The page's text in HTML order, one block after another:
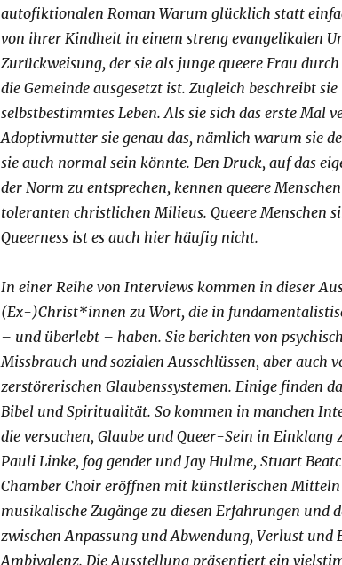
autofiktionalen Roman Warum glücklich statt
von ihrer Kindheit in einem streng evangelikalen
Zurückweisung, der sie als junge queere Frau
die Gemeinde ausgesetzt ist. Zugleich beschreibt
selbstbestimmtes Leben. Als sie sich das erste Mal
Adoptivmutter sie genau das, nämlich warum sie
sie auch normal sein könnte. Den Druck, auf das
der Norm zu entsprechen, kennen queere
toleranten christlichen Milieus. Queere Menschen
Queerness ist es auch hier häufig nicht.
In einer Reihe von Interviews kommen in dieser
(Ex-)Christ*innen zu Wort, die in
– und überlebt – haben. Sie berichten von
Missbrauch und sozialen Ausschlüssen, aber auch
zerstörerischen Glaubenssystemen. Einige finden
Bibel und Spiritualität. So kommen in manchen
die versuchen, Glaube und Queer-Sein in Einklang
Pauli Linke, fog gender und Jay Hulme, Stuart
Chamber Choir eröffnen mit künstlerischen Mitteln
musikalische Zugänge zu diesen Erfahrungen und
zwischen Anpassung und Abwendung, Verlust
Ambivalenz. Die Ausstellung präsentiert ein